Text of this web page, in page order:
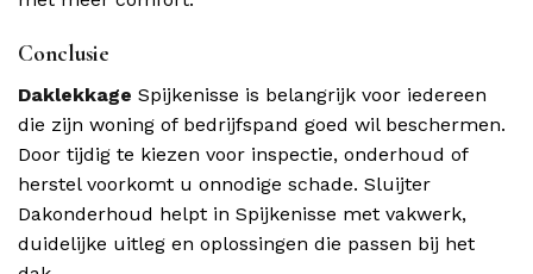
Conclusie
Daklekkage Spijkenisse is belangrijk voor iedereen
die zijn woning of bedrijfspand goed wil beschermen.
Door tijdig te kiezen voor inspectie, onderhoud of
herstel voorkomt u onnodige schade. Sluijter
Dakonderhoud helpt in Spijkenisse met vakwerk,
duidelijke uitleg en oplossingen die passen bij het